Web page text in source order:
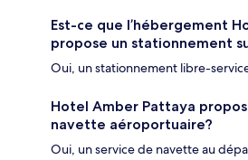
Est-ce que l’hébergement
propose un stationnement
Oui, un stationnement libre-
Hotel Amber Pattaya
navette aéroportuaire?
Oui, un service de navette au